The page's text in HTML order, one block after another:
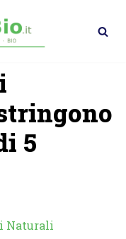
5
Naturali